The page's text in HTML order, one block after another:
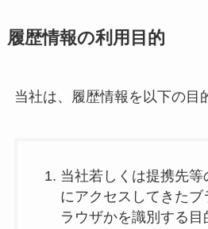
履歴情報の利用目的
当社は、履歴情報を以下の目
当社若しくは提携先等
にアクセスしてきたブ
ラウザかを識別する目